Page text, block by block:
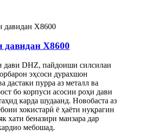
давидан X8600
дави DHZ, пайдоиши силсилаи
эҳсоси дурахшон
дастаки пурра аз металл ва
бо корпуси асосии роҳи дави
карда шудаанд. Новобаста аз
хокистарӣ ё ҳаёти нуқрагин
хати беназири манзара дар
мебошад.